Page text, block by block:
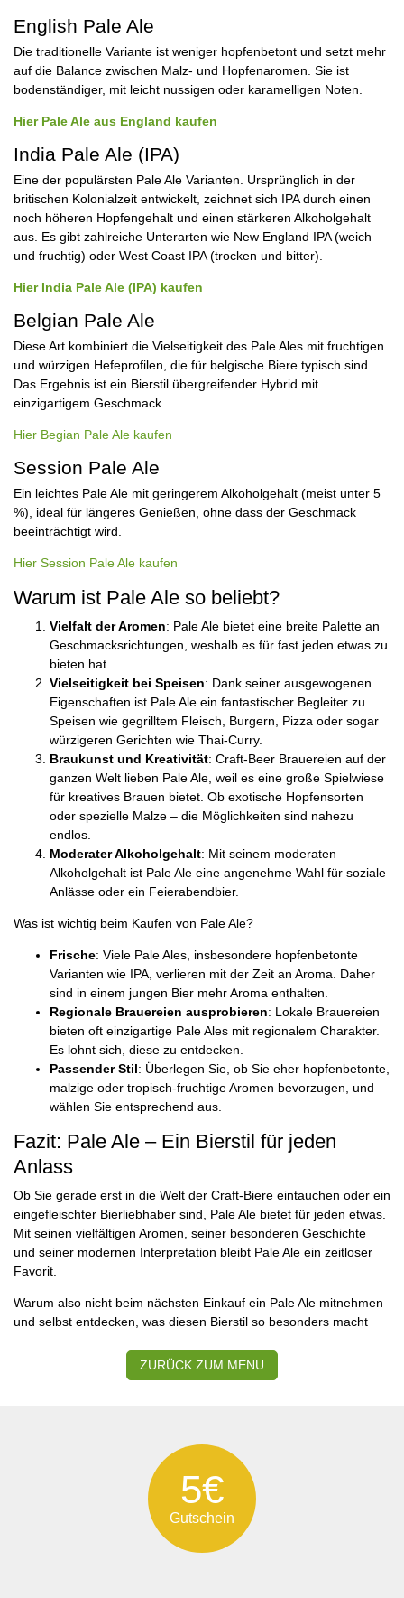
English Pale Ale
Die traditionelle Variante ist weniger hopfenbetont und setzt mehr
auf die Balance zwischen Malz- und Hopfenaromen. Sie ist
bodenständiger, mit leicht nussigen oder karamelligen Noten.
Hier Pale Ale aus England kaufen
India Pale Ale (IPA)
Eine der populärsten Pale Ale Varianten. Ursprünglich in der
britischen Kolonialzeit entwickelt, zeichnet sich IPA durch einen
noch höheren Hopfengehalt und einen stärkeren Alkoholgehalt
aus. Es gibt zahlreiche Unterarten wie New England IPA (weich
und fruchtig) oder West Coast IPA (trocken und bitter).
Hier India Pale Ale (IPA) kaufen
Belgian Pale Ale
Diese Art kombiniert die Vielseitigkeit des Pale Ales mit fruchtigen
und würzigen Hefeprofilen, die für belgische Biere typisch sind.
Das Ergebnis ist ein Bierstil übergreifender Hybrid mit
einzigartigem Geschmack.
Hier Begian Pale Ale kaufen
Session Pale Ale
Ein leichtes Pale Ale mit geringerem Alkoholgehalt (meist unter 5
%), ideal für längeres Genießen, ohne dass der Geschmack
beeinträchtigt wird.
Hier Session Pale Ale kaufen
Warum ist Pale Ale so beliebt?
Vielfalt der Aromen: Pale Ale bietet eine breite Palette an
Geschmacksrichtungen, weshalb es für fast jeden etwas zu
bieten hat.
Vielseitigkeit bei Speisen: Dank seiner ausgewogenen
Eigenschaften ist Pale Ale ein fantastischer Begleiter zu
Speisen wie gegrilltem Fleisch, Burgern, Pizza oder sogar
würzigeren Gerichten wie Thai-Curry.
Braukunst und Kreativität: Craft-Beer Brauereien auf der
ganzen Welt lieben Pale Ale, weil es eine große Spielwiese
für kreatives Brauen bietet. Ob exotische Hopfensorten
oder spezielle Malze – die Möglichkeiten sind nahezu
endlos.
Moderater Alkoholgehalt: Mit seinem moderaten
Alkoholgehalt ist Pale Ale eine angenehme Wahl für soziale
Anlässe oder ein Feierabendbier.
Was ist wichtig beim Kaufen von Pale Ale?
Frische: Viele Pale Ales, insbesondere hopfenbetonte
Varianten wie IPA, verlieren mit der Zeit an Aroma. Daher
sind in einem jungen Bier mehr Aroma enthalten.
Regionale Brauereien ausprobieren: Lokale Brauereien
bieten oft einzigartige Pale Ales mit regionalem Charakter.
Es lohnt sich, diese zu entdecken.
Passender Stil: Überlegen Sie, ob Sie eher hopfenbetonte,
malzige oder tropisch-fruchtige Aromen bevorzugen, und
wählen Sie entsprechend aus.
Fazit: Pale Ale – Ein Bierstil für jeden
Anlass
Ob Sie gerade erst in die Welt der Craft-Biere eintauchen oder ein
eingefleischter Bierliebhaber sind, Pale Ale bietet für jeden etwas.
Mit seinen vielfältigen Aromen, seiner besonderen Geschichte
und seiner modernen Interpretation bleibt Pale Ale ein zeitloser
Favorit.
Warum also nicht beim nächsten Einkauf ein Pale Ale mitnehmen
und selbst entdecken, was diesen Bierstil so besonders macht
ZURÜCK ZUM MENU
5€
Gutschein